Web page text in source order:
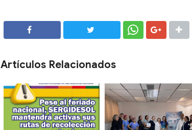
Artículos Relacionados